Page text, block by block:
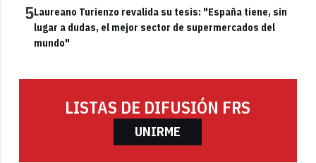
5Laureano Turienzo revalida su tesis: "España tiene, sin
lugar a dudas, el mejor sector de supermercados del
mundo"
LISTAS DE DIFUSIÓN FRS
UNIRME